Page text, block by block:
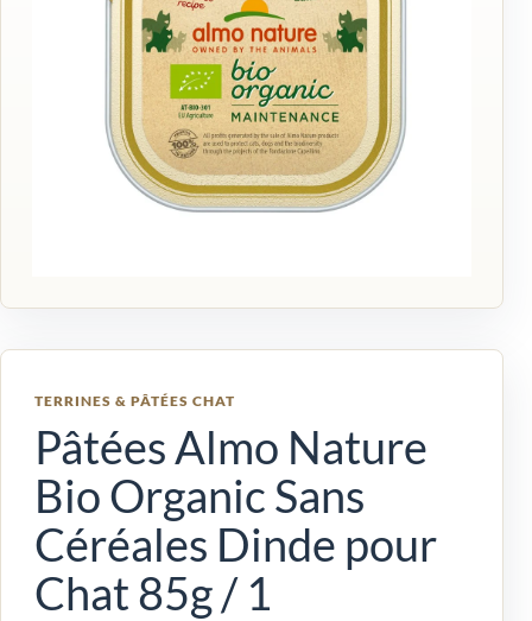
TERRINES & PÂTÉES CHAT
Pâtées Almo Nature
Bio Organic Sans
Céréales Dinde pour
Chat 85g / 1